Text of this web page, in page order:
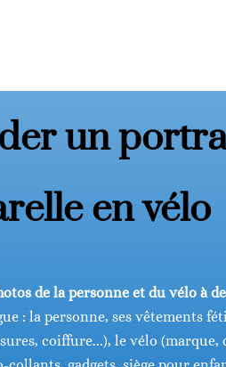
un
en vélo
de la personne et du vélo à
: la personne, ses vêtements
coiffure...), le vélo (marque,